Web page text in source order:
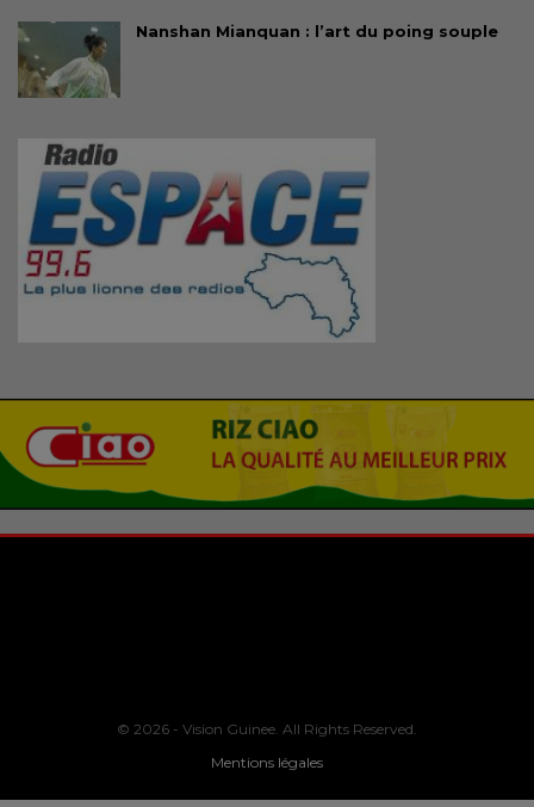
Nanshan Mianquan : l’art du poing souple
© 2026 - Vision Guinee. All Rights Reserved.
Mentions légales